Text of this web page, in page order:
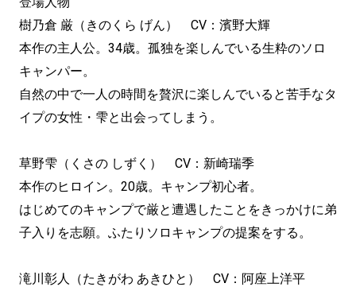
樹乃倉 厳（きのくら げん） CV：濱野大輝
本作の主人公。34歳。孤独を楽しんでいる生粋のソロ
キャンパー。
自然の中で一人の時間を贅沢に楽しんでいると苦手なタ
イプの女性・雫と出会ってしまう。
草野雫（くさの しずく） CV：新崎瑞季
本作のヒロイン。20歳。キャンプ初心者。
はじめてのキャンプで厳と遭遇したことをきっかけに弟
子入りを志願。ふたりソロキャンプの提案をする。
滝川彰人（たきがわ あきひと） CV：阿座上洋平